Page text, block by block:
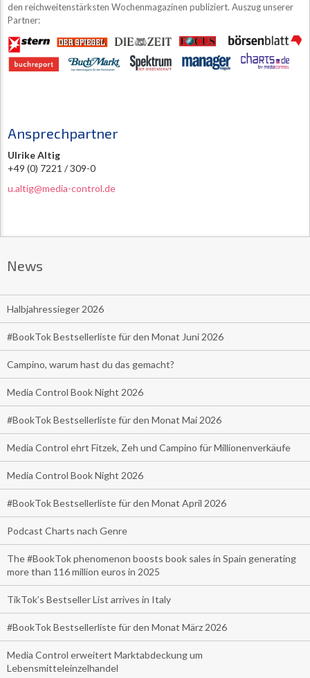
den reichweitenstärksten Wochenmagazinen publiziert. Auszug unserer
Partner:
Ansprechpartner
Ulrike Altig
+49 (0) 7221 / 309-0
u.altig@media-control.de
News
Halbjahressieger 2026
#BookTok Bestsellerliste für den Monat Juni 2026
Campino, warum hast du das gemacht?
Media Control Book Night 2026
#BookTok Bestsellerliste für den Monat Mai 2026
Media Control ehrt Fitzek, Zeh und Campino für Millionenverkäufe
Media Control Book Night 2026
#BookTok Bestsellerliste für den Monat April 2026
Podcast Charts nach Genre
The #BookTok phenomenon boosts book sales in Spain generating
more than 116 million euros in 2025
TikTok’s Bestseller List arrives in Italy
#BookTok Bestsellerliste für den Monat März 2026
Media Control erweitert Marktabdeckung um
Lebensmitteleinzelhandel